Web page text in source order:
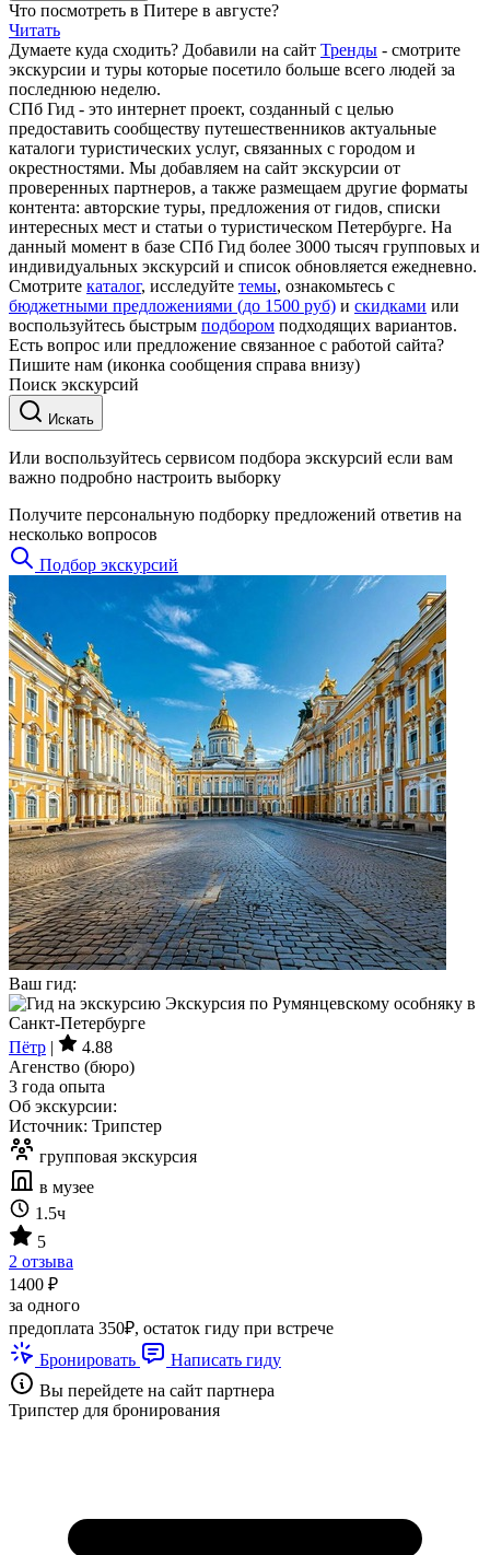
Что посмотреть в Питере в августе?
Читать
Думаете куда сходить? Добавили на сайт Тренды - смотрите
экскурсии и туры которые посетило больше всего людей за
последнюю неделю.
СПб Гид - это интернет проект, созданный с целью
предоставить сообществу путешественников актуальные
каталоги туристических услуг, связанных с городом и
окрестностями. Мы добавляем на сайт экскурсии от
проверенных партнеров, а также размещаем другие форматы
контента: авторские туры, предложения от гидов, списки
интересных мест и статьи о туристическом Петербурге. На
данный момент в базе СПб Гид более 3000 тысяч групповых и
индивидуальных экскурсий и список обновляется ежедневно.
Смотрите каталог, исследуйте темы, ознакомьтесь с
бюджетными предложениями (до 1500 руб) и скидками или
воспользуйтесь быстрым подбором подходящих вариантов.
Есть вопрос или предложение связанное с работой сайта?
Пишите нам (иконка сообщения справа внизу)
Поиск экскурсий
Искать
Или воспользуйтесь сервисом подбора экскурсий если вам
важно подробно настроить выборку
Получите персональную подборку предложений ответив на
несколько вопросов
Подбор экскурсий
Ваш гид:
Пётр |
4.88
Агенство (бюро)
3 года опыта
Об экскурсии:
Источник: Трипстер
групповая экскурсия
в музее
1.5ч
5
2 отзыва
1400 ₽
за одного
предоплата 350₽, остаток гиду при встрече
Бронировать
Написать гиду
Вы перейдете на сайт партнера
Трипстер для бронирования